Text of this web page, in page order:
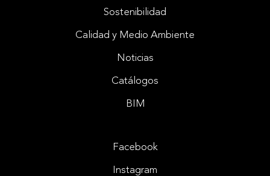
Sostenibilidad
Calidad y Medio Ambiente
Noticias
Catálogos
BIM
Facebook
Instagram